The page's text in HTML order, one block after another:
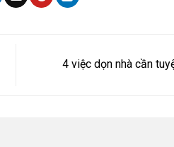
4 việc dọn nhà cần